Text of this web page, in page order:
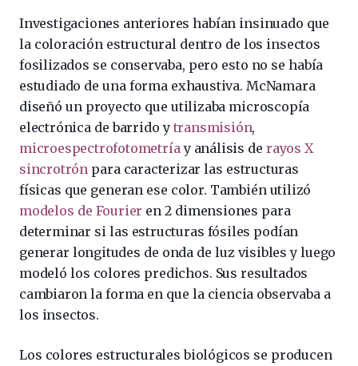
Investigaciones anteriores habían insinuado que
la coloración estructural dentro de los insectos
fosilizados se conservaba, pero esto no se había
estudiado de una forma exhaustiva. McNamara
diseñó un proyecto que utilizaba microscopía
electrónica de barrido y transmisión,
microespectrofotometría y análisis de rayos X
sincrotrón para caracterizar las estructuras
físicas que generan ese color. También utilizó
modelos de Fourier en 2 dimensiones para
determinar si las estructuras fósiles podían
generar longitudes de onda de luz visibles y luego
modeló los colores predichos. Sus resultados
cambiaron la forma en que la ciencia observaba a
los insectos.
Los colores estructurales biológicos se producen